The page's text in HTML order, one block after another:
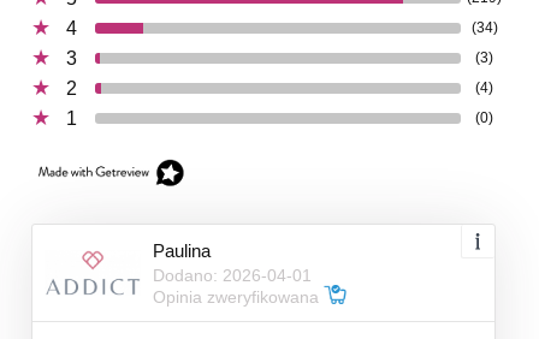
4 (34)
3 (3)
2 (4)
1 (0)
Paulina
Dodano: 2026-04-01
Opinia zweryfikowana